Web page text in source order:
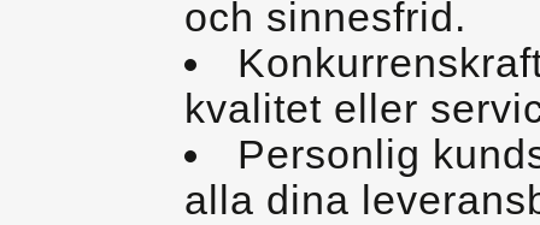
och sinnesfrid.
kvalitet eller
Personlig
alla dina